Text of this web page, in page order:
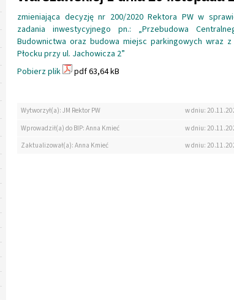
zmieniająca decyzję nr 200/2020 Rektora PW w
zadania inwestycyjnego pn.: „Przebudowa
Budownictwa oraz budowa miejsc parkingowych wraz
Płocku przy ul. Jachowicza 2”
Pobierz plik
pdf 63,64 kB
Wytworzył(a): JM Rektor PW
w dniu:
Wprowadził(a) do BIP: Anna Kmieć
w dniu:
Zaktualizował(a): Anna Kmieć
w dniu: